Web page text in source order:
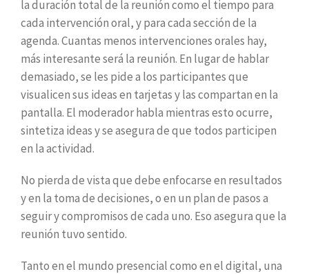
la duración total de la reunión como el tiempo para
cada intervención oral, y para cada sección de la
agenda. Cuantas menos intervenciones orales hay,
más interesante será la reunión. En lugar de hablar
demasiado, se les pide a los participantes que
visualicen sus ideas en tarjetas y las compartan en la
pantalla. El moderador habla mientras esto ocurre,
sintetiza ideas y se asegura de que todos participen
en la actividad.
No pierda de vista que debe enfocarse en resultados
y en la toma de decisiones, o en un plan de pasos a
seguir y compromisos de cada uno. Eso asegura que la
reunión tuvo sentido.
Tanto en el mundo presencial como en el digital, una